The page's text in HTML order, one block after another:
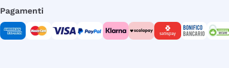
Pagamenti